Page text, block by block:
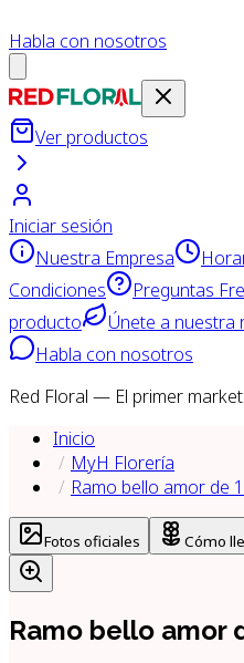
Habla con nosotros
Ver productos
Iniciar sesión
Nuestra Empresa
Condiciones
Preguntas
producto
Únete a nuestra
Habla con nosotros
Red Floral — El primer
Inicio
MyH Florería
Ramo bello amor de
Fotos oficiales Cómo
Ramo bello amor